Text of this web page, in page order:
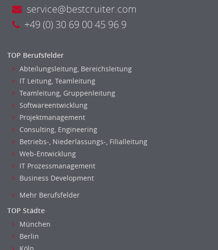
service@bestcruiter.com
+49 (0) 30 69 00 45 96 9
TOP Berufsfelder
Abteilungsleitung, Bereichsleitung
IT Leitung, Teamleitung
Teamleitung, Gruppenleitung
Softwareentwicklung
Projektmanagement
Consulting, Engineering
Betriebs-, Niederlassungs-, Filialleitung
Web-Entwicklung
IT Prozessmanagement
Business Development
Mehr Berufsfelder
TOP Städte
München
Berlin
Köln